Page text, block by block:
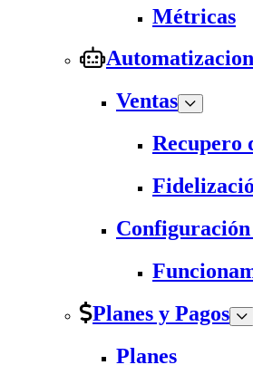
Métricas
Ventas
Recupero
Planes y Pagos
Planes